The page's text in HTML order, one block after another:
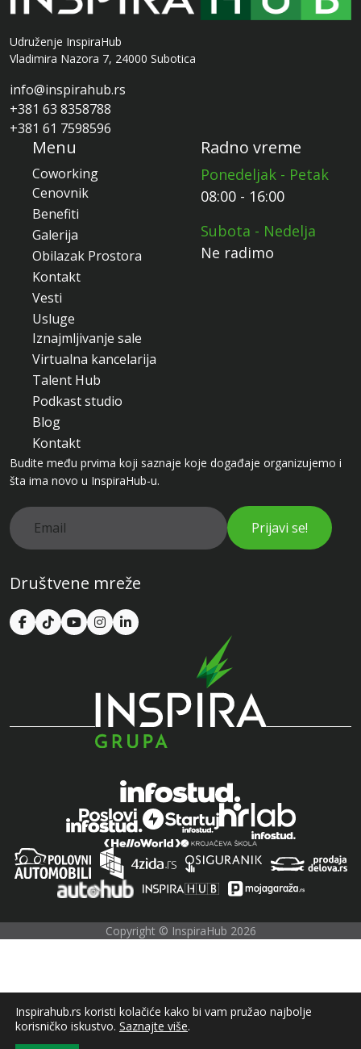
Udruženje InspiraHub
Vladimira Nazora 7, 24000 Subotica
info@inspirahub.rs
+381 63 8358788
+381 61 7598596
Menu
Coworking
Cenovnik
Benefiti
Galerija
Obilazak Prostora
Kontakt
Vesti
Usluge
Iznajmljivanje sale
Virtualna kancelarija
Talent Hub
Podkast studio
Blog
Kontakt
Radno vreme
Ponedeljak - Petak
08:00 - 16:00
Subota - Nedelja
Ne radimo
Budite među prvima koji saznaje koje događaje organizujemo i
šta ima novo u InspiraHub-u.
Prijavi se!
Društvene mreže
Copyright © InspiraHub 2026
Inspirahub.rs koristi kolačiće kako bi vam pružao najbolje
korisničko iskustvo. Saznajte više.